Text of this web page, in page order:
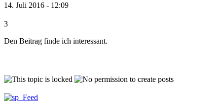
14. Juli 2016 - 12:09
3
Den Beitrag finde ich interessant.